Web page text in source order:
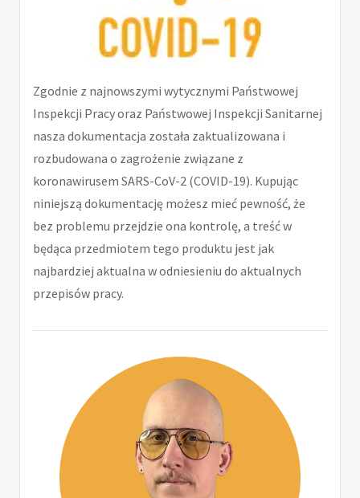
Zgodnie z najnowszymi wytycznymi Państwowej
Inspekcji Pracy oraz Państwowej Inspekcji Sanitarnej
nasza dokumentacja została zaktualizowana i
rozbudowana o zagrożenie związane z
koronawirusem SARS-CoV-2 (COVID-19). Kupując
niniejszą dokumentację możesz mieć pewność, że
bez problemu przejdzie ona kontrolę, a treść w
będąca przedmiotem tego produktu jest jak
najbardziej aktualna w odniesieniu do aktualnych
przepisów pracy.